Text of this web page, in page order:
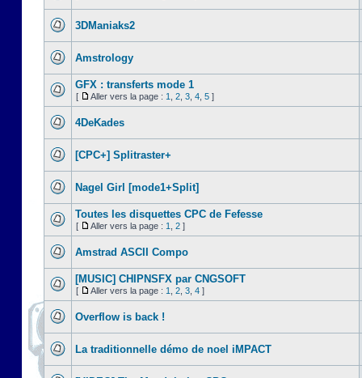
3DManiaks2
Amstrology
GFX : transferts mode 1
[ Aller vers la page : 1 2 3 4 5 ]
4DeKades
[CPC+] Splitraster+
Nagel Girl [mode1+Split]
Toutes les disquettes CPC de Fefesse
[ Aller vers la page : 1 2 ]
Amstrad ASCII Compo
[MUSIC] CHIPNSFX par CNGSOFT
[ Aller vers la page : 1 2 3 4 ]
Overflow is back !
La traditionnelle démo de noel iMPACT